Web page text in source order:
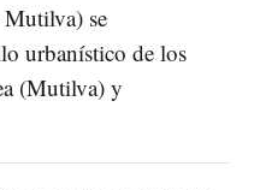
se
urbanístico de los
(Mutilva) y